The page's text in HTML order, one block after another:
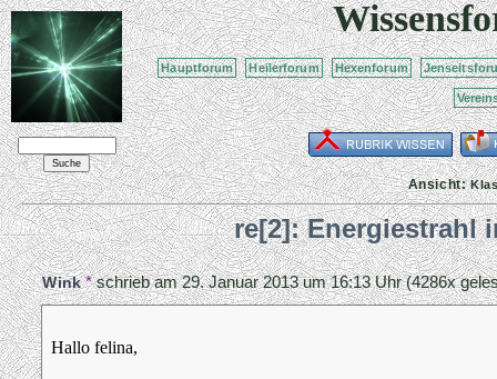
Hauptforum Heilerforum Hexenforum
Ansicht:
re[2]: Energiestrahl
Wink*schrieb am29. Januar 2013 um 16:13 Uhr(4286x
Hallo felina,